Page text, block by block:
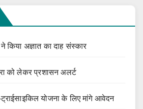
किया अज्ञात का दाह संस्कार
को लेकर प्रशासन अलर्ट
ट्राईसाइकिल योजना के लिए मांगे आवेदन